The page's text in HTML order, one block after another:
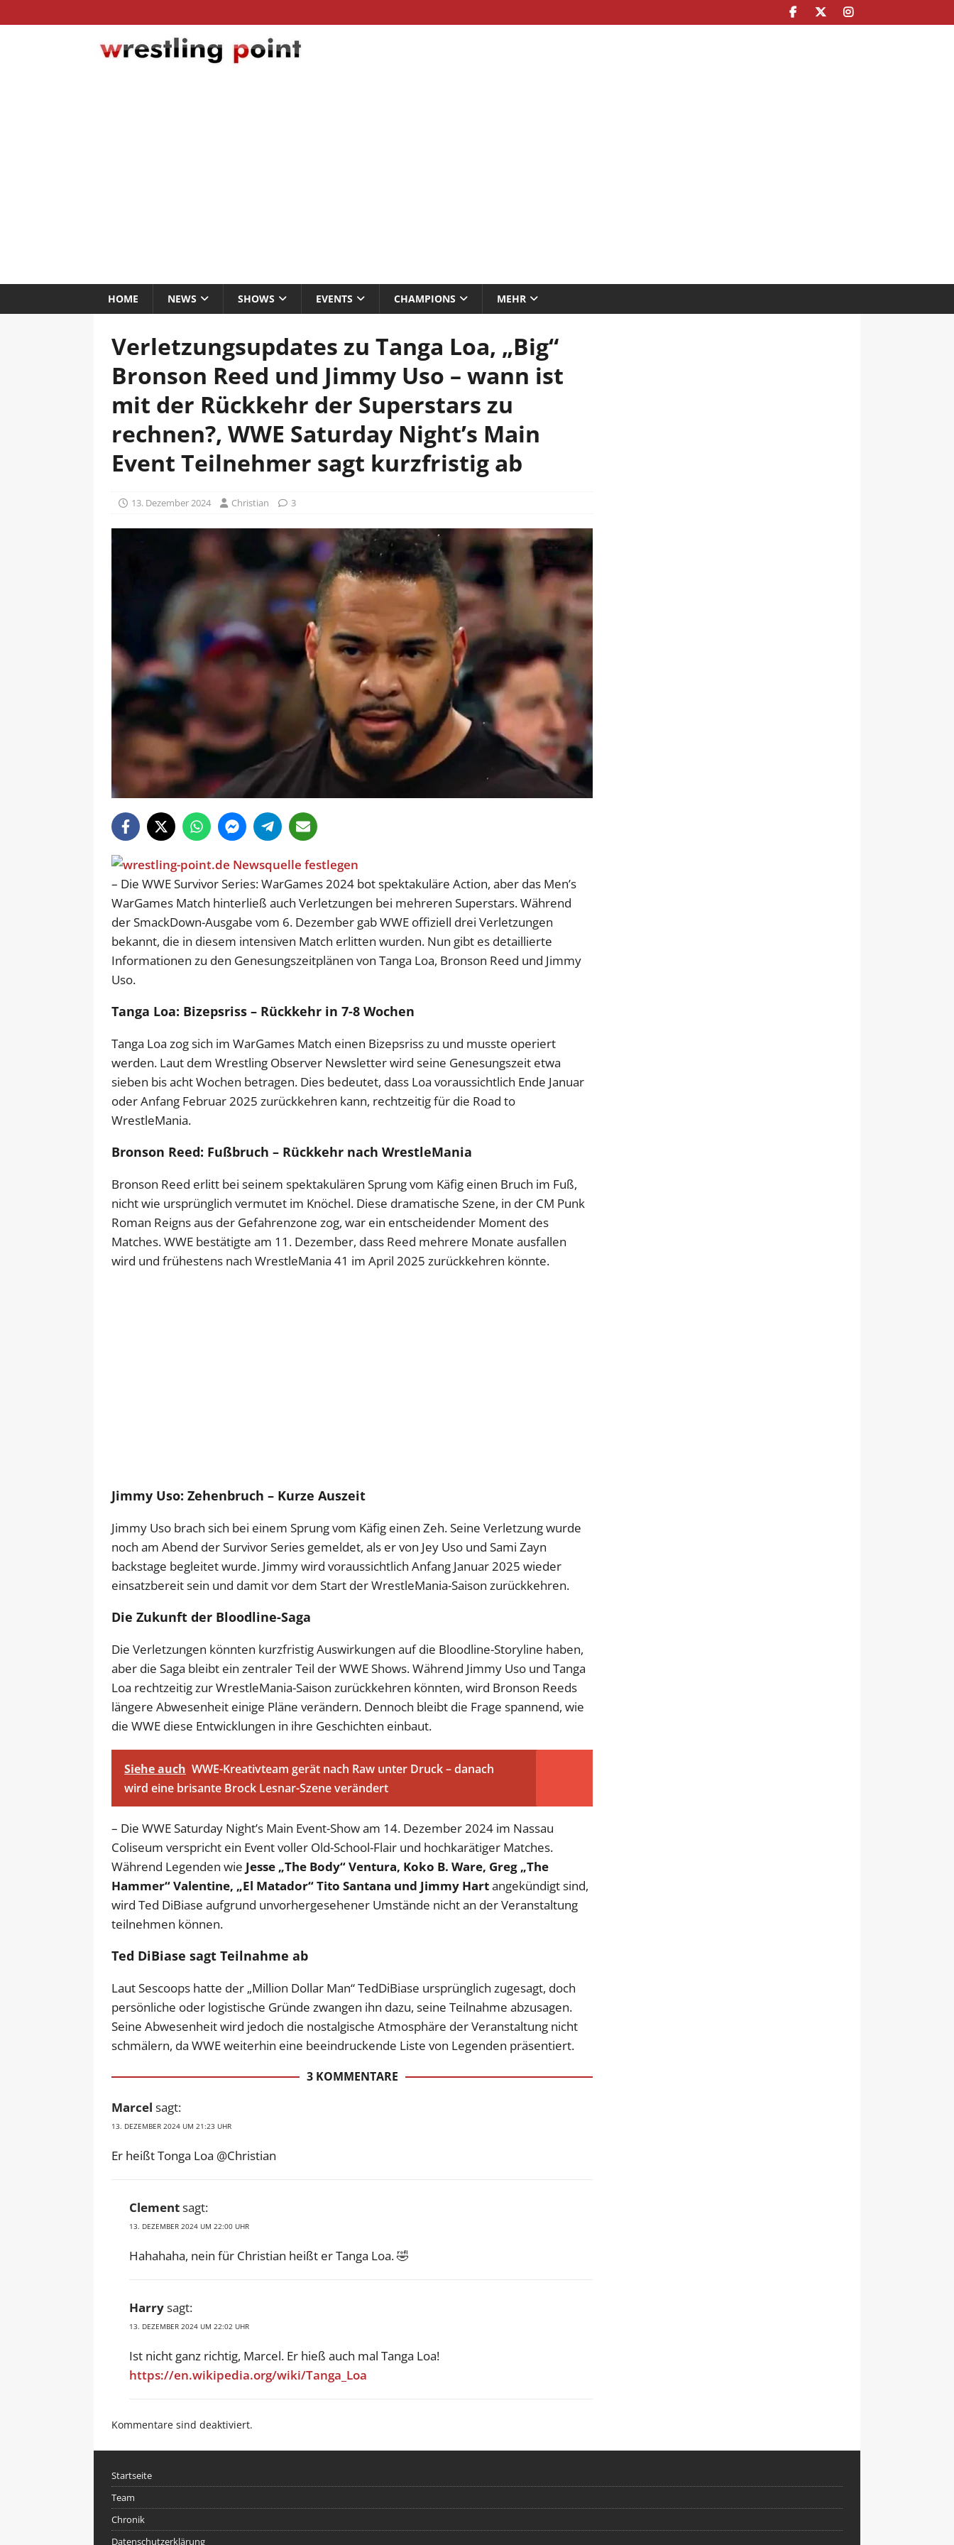
HOME NEWS SHOWS EVENTS CHAMPIONS MEHR
Verletzungsupdates zu Tanga Loa, „Big“
Bronson Reed und Jimmy Uso – wann ist
mit der Rückkehr der Superstars zu
rechnen?, WWE Saturday Night’s Main
Event Teilnehmer sagt kurzfristig ab
13. Dezember 2024 Christian 3
– Die WWE Survivor Series: WarGames 2024 bot spektakuläre Action, aber das Men’s
WarGames Match hinterließ auch Verletzungen bei mehreren Superstars. Während
der SmackDown-Ausgabe vom 6. Dezember gab WWE offiziell drei Verletzungen
bekannt, die in diesem intensiven Match erlitten wurden. Nun gibt es detaillierte
Informationen zu den Genesungszeitplänen von Tanga Loa, Bronson Reed und Jimmy
Uso.
Tanga Loa: Bizepsriss – Rückkehr in 7-8 Wochen
Tanga Loa zog sich im WarGames Match einen Bizepsriss zu und musste operiert
werden. Laut dem Wrestling Observer Newsletter wird seine Genesungszeit etwa
sieben bis acht Wochen betragen. Dies bedeutet, dass Loa voraussichtlich Ende Januar
oder Anfang Februar 2025 zurückkehren kann, rechtzeitig für die Road to
WrestleMania.
Bronson Reed: Fußbruch – Rückkehr nach WrestleMania
Bronson Reed erlitt bei seinem spektakulären Sprung vom Käfig einen Bruch im Fuß,
nicht wie ursprünglich vermutet im Knöchel. Diese dramatische Szene, in der CM Punk
Roman Reigns aus der Gefahrenzone zog, war ein entscheidender Moment des
Matches. WWE bestätigte am 11. Dezember, dass Reed mehrere Monate ausfallen
wird und frühestens nach WrestleMania 41 im April 2025 zurückkehren könnte.
Jimmy Uso: Zehenbruch – Kurze Auszeit
Jimmy Uso brach sich bei einem Sprung vom Käfig einen Zeh. Seine Verletzung wurde
noch am Abend der Survivor Series gemeldet, als er von Jey Uso und Sami Zayn
backstage begleitet wurde. Jimmy wird voraussichtlich Anfang Januar 2025 wieder
einsatzbereit sein und damit vor dem Start der WrestleMania-Saison zurückkehren.
Die Zukunft der Bloodline-Saga
Die Verletzungen könnten kurzfristig Auswirkungen auf die Bloodline-Storyline haben,
aber die Saga bleibt ein zentraler Teil der WWE Shows. Während Jimmy Uso und Tanga
Loa rechtzeitig zur WrestleMania-Saison zurückkehren könnten, wird Bronson Reeds
längere Abwesenheit einige Pläne verändern. Dennoch bleibt die Frage spannend, wie
die WWE diese Entwicklungen in ihre Geschichten einbaut.
Siehe auch WWE-Kreativteam gerät nach Raw unter Druck – danach
wird eine brisante Brock Lesnar-Szene verändert
– Die WWE Saturday Night’s Main Event-Show am 14. Dezember 2024 im Nassau
Coliseum verspricht ein Event voller Old-School-Flair und hochkarätiger Matches.
Während Legenden wie Jesse „The Body“ Ventura, Koko B. Ware, Greg „The
Hammer“ Valentine, „El Matador“ Tito Santana und Jimmy Hartangekündigt sind,
wird Ted DiBiase aufgrund unvorhergesehener Umstände nicht an der Veranstaltung
teilnehmen können.
Ted DiBiase sagt Teilnahme ab
Laut Sescoops hatte der „Million Dollar Man“ TedDiBiase ursprünglich zugesagt, doch
persönliche oder logistische Gründe zwangen ihn dazu, seine Teilnahme abzusagen.
Seine Abwesenheit wird jedoch die nostalgische Atmosphäre der Veranstaltung nicht
schmälern, da WWE weiterhin eine beeindruckende Liste von Legenden präsentiert.
3 KOMMENTARE
Marcel sagt:
13. DEZEMBER 2024 UM 21:23 UHR
Er heißt Tonga Loa @Christian
Clementsagt:
13. DEZEMBER 2024 UM 22:00 UHR
Hahahaha, nein für Christian heißt er Tanga Loa. 🤣
Harrysagt:
13. DEZEMBER 2024 UM 22:02 UHR
Ist nicht ganz richtig, Marcel. Er hieß auch mal Tanga Loa!
https://en.wikipedia.org/wiki/Tanga_Loa
Kommentare sind deaktiviert.
Startseite
Team
Chronik
Datenschutzerklärung